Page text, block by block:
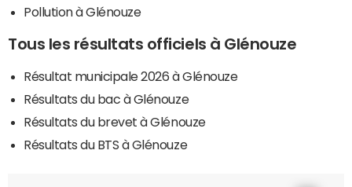
Pollution à Glénouze
Tous les résultats officiels à Glénouze
Résultat municipale 2026 à Glénouze
Résultats du bac à Glénouze
Résultats du brevet à Glénouze
Résultats du BTS à Glénouze